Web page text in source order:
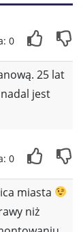
0
25 lat
jest
0
miasta
niż